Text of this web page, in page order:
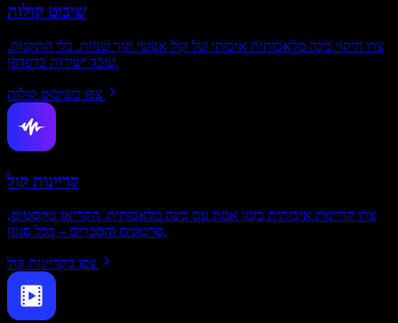
שיבוט קולות
צרו חיקוי בינה מלאכותית איכותי של קול אנושי תוך שניות. בלי התקנות.
עובד ישירות בדפדפן.
צפו בשיבוט קולות
קריינות קול
צרו קריינות איכותית בזמן אמת עם בינה מלאכותית. הקריאו טקסטים,
סרטונים והסברים – בכל סגנון.
צפו בקריינות קול